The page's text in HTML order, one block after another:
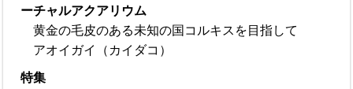
ーチャルアクアリウム
黄金の毛皮のある未知の国コルキスを目指して
アオイガイ（カイダコ）
特集